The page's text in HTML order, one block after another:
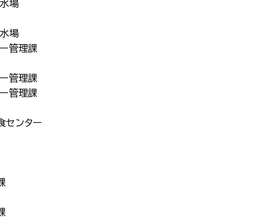
場
場
管理課
管理課
管理課
センター